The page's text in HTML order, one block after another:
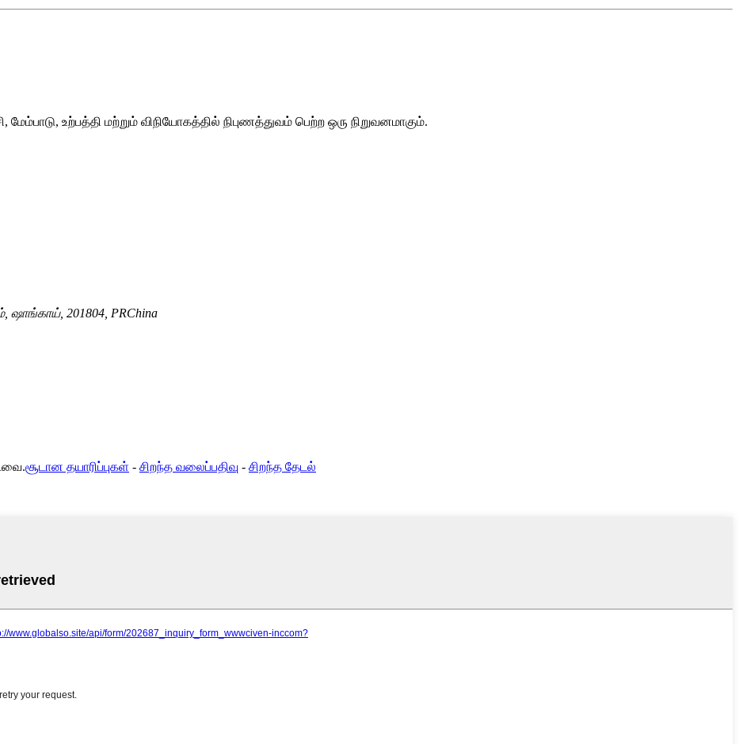
உற்பத்தி மற்றும் விநியோகத்தில் நிபுணத்துவம் பெற்ற ஒரு நிறுவனமாகும்.
ஷாங்காய், 201804, PRChina
சூடான தயாரிப்புகள் - சிறந்த வலைப்பதிவு - சிறந்த தேடல்